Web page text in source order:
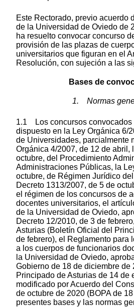
Este Rectorado, previo acuerdo
de la Universidad de Oviedo de
ha resuelto convocar concurso
provisión de las plazas de
universitarios que figuran en el
Resolución, con sujeción a las
Bases de
1. Normas
1.1 Los concursos convocados
dispuesto en la Ley Orgánica 6/
de Universidades, parcialmente
Orgánica 4/2007, de 12 de abril,
octubre, del Procedimiento
Administraciones Públicas, la
octubre, de Régimen Jurídico
Decreto 1313/2007, de 5 de
el régimen de los concursos de
docentes universitarios, el
de la Universidad de Oviedo,
Decreto 12/2010, de 3 de
Asturias (Boletín Oficial del
de febrero), el Reglamento para
a los cuerpos de funcionarios
la Universidad de Oviedo,
Gobierno de 18 de diciembre de
Principado de Asturias de 14 de
modificado por Acuerdo del
de octubre de 2020 (BOPA de
presentes bases y las normas